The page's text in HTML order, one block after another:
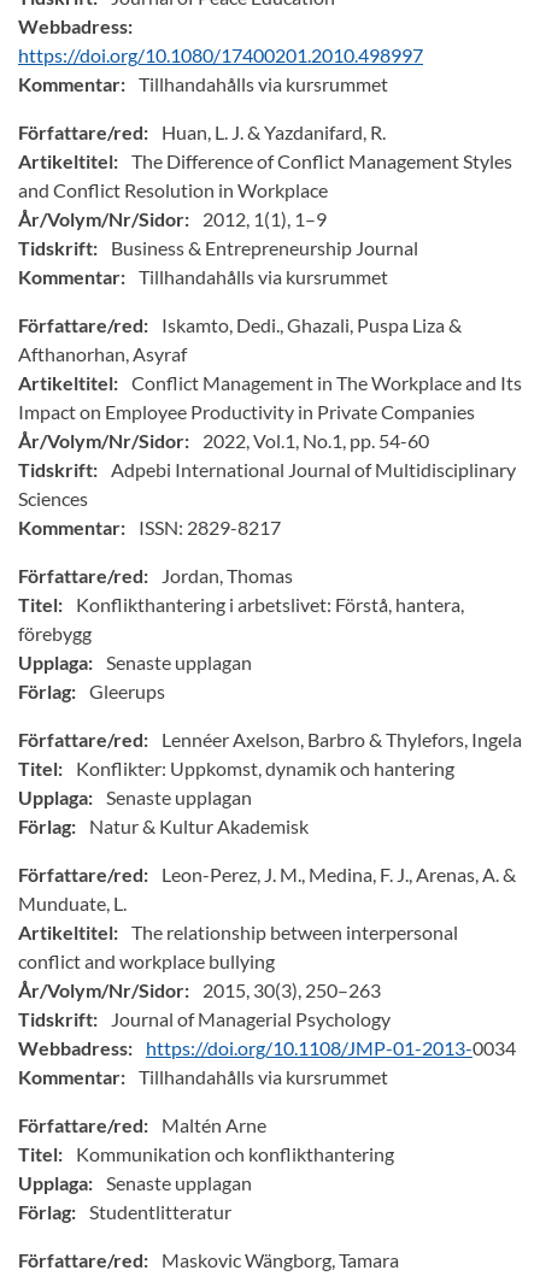
Webbadress:
https://doi.org/10.1080/17400201.2010.498997
Kommentar: Tillhandahålls via kursrummet
Författare/red:
Huan, L. J. & Yazdanifard, R.
Artikeltitel: The Difference of Conflict Management Styles
and Conflict Resolution in Workplace
År/Volym/Nr/Sidor:
2012, 1(1), 1–9
Tidskrift:
Business & Entrepreneurship Journal
Kommentar: Tillhandahålls via kursrummet
Författare/red:
Iskamto, Dedi., Ghazali, Puspa Liza &
Afthanorhan, Asyraf
Artikeltitel: Conflict Management in The Workplace and Its
Impact on Employee Productivity in Private Companies
År/Volym/Nr/Sidor:
2022, Vol.1, No.1, pp. 54-60
Tidskrift: Adpebi International Journal of Multidisciplinary
Sciences
Kommentar:
ISSN: 2829-8217
Författare/red:
Jordan, Thomas
Titel:
Konflikthantering i arbetslivet: Förstå, hantera,
förebygg
Upplaga: Senaste upplagan
Förlag: Gleerups
Författare/red:
Lennéer Axelson, Barbro & Thylefors, Ingela
Titel:
Konflikter: Uppkomst, dynamik och hantering
Upplaga: Senaste upplagan
Förlag:
Natur & Kultur Akademisk
Författare/red:
Leon-Perez, J. M., Medina, F. J., Arenas, A. &
Munduate, L.
Artikeltitel: The relationship between interpersonal
conflict and workplace bullying
År/Volym/Nr/Sidor:
2015, 30(3), 250–263
Tidskrift:
Journal of Managerial Psychology
Webbadress:
https://doi.org/10.1108/JMP-01-2013-0034
Kommentar: Tillhandahålls via kursrummet
Författare/red:
Maltén Arne
Titel:
Kommunikation och konflikthantering
Upplaga: Senaste upplagan
Förlag: Studentlitteratur
Författare/red:
Maskovic Wängborg, Tamara